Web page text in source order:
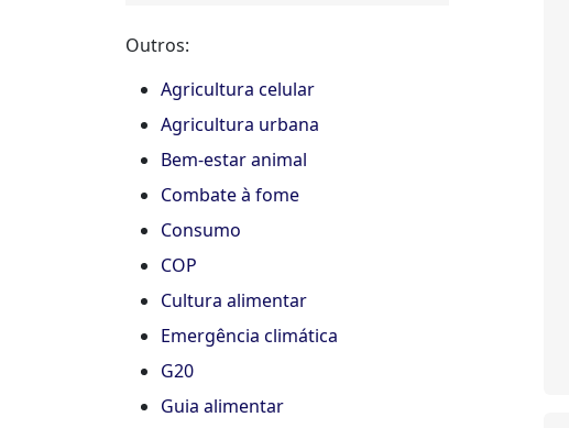
Outros:
Agricultura celular
Agricultura urbana
Bem-estar animal
Combate à fome
Consumo
COP
Cultura alimentar
Emergência climática
G20
Guia alimentar